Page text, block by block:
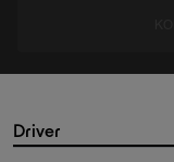
Driver